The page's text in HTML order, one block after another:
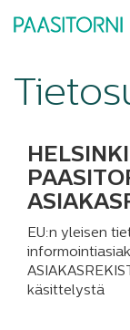
EU:n yleisen
käsittelystä